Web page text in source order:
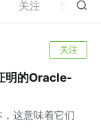
关注 0
关注
明的Oracle-
这意味着它们